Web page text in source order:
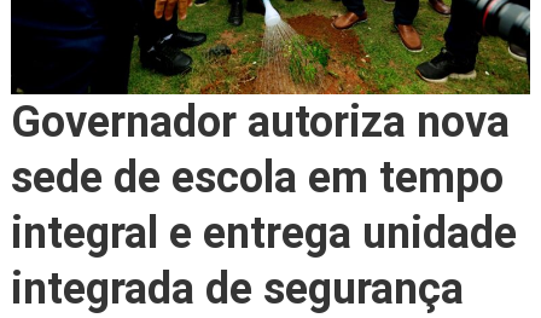
Governador autoriza nova
sede de escola em tempo
integral e entrega unidade
integrada de segurança